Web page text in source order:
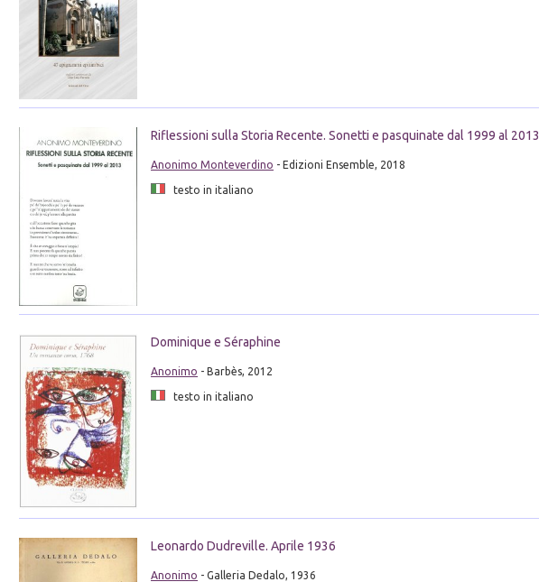
Riflessioni sulla Storia Recente. Sonetti e pasquinate dal 1999 al 2013
Anonimo Monteverdino - Edizioni Ensemble, 2018
testo in italiano
Dominique e Séraphine
Anonimo - Barbès, 2012
testo in italiano
Leonardo Dudreville. Aprile 1936
Anonimo - Galleria Dedalo, 1936